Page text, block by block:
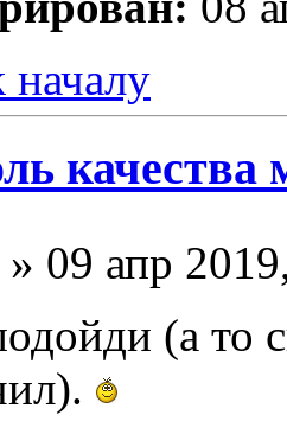
началу
качества
» 09 апр
(а то